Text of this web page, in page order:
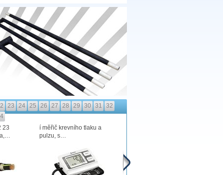
23
í měřič krevního tlaku a
pulzu, s…
23 24 25 26 27 28 29 30 31 32